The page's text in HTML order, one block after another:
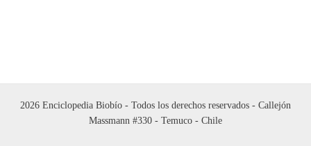
2026 Enciclopedia Biobío - Todos los derechos reservados - Callejón
Massmann #330 - Temuco - Chile